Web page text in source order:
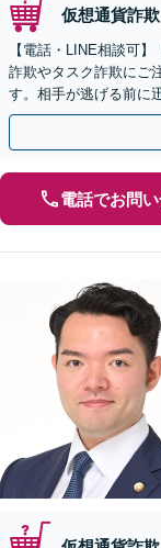
仮想通貨詐欺
【電話・LINE相談可
詐欺やタスク詐欺にご
す。相手が逃げる前に
連携し問題解決へ【休
電話でお問